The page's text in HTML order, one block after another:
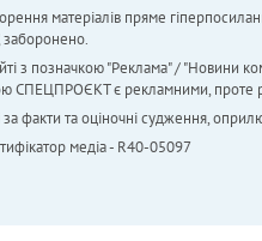
матеріалів пряме
заборонено.
з позначкою "Реклама" / "Новини
СПЕЦПРОЄКТ є рекламними, проте
за факти та оціночні судження,
медіа - R40-05097